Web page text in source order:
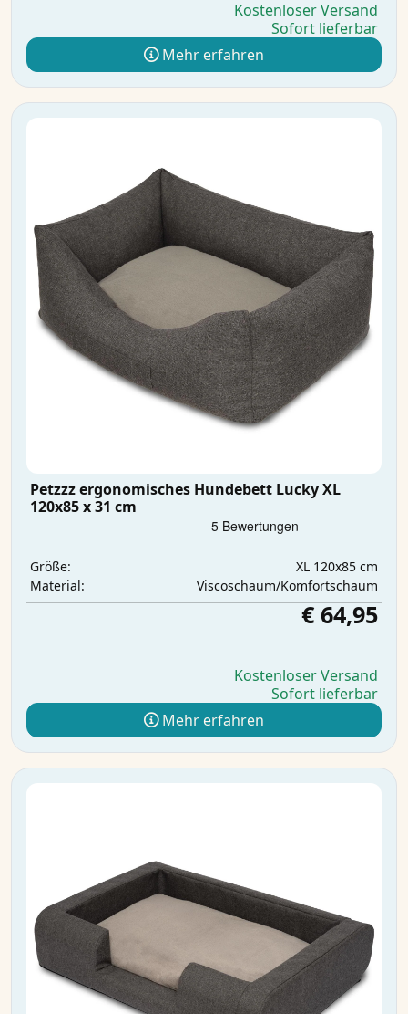
Kostenloser Versand
Sofort lieferbar
Mehr erfahren
Petzzz ergonomisches Hundebett Lucky XL
120x85 x 31 cm
Größe:
XL 120x85 cm
Material:
Viscoschaum/Komfortschaum
€ 64,95
Kostenloser Versand
Sofort lieferbar
Mehr erfahren